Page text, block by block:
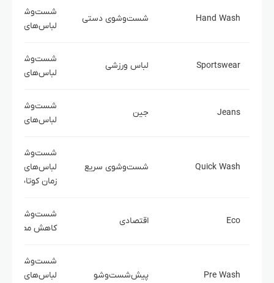
Hand Wash شست‌وشوی دستی
شست‌وشوی
لباس‌های
Sportswear لباس ورزشی
شست‌وشوی
لباس‌های
Jeans جین
شست‌وشوی
لباس‌های جین
Quick Wash شست‌وشوی سریع
شست‌وشوی
لباس‌های
زمان کوتاه
Eco اقتصادی
شست‌وشو با
کاهش مصرف
Pre Wash پیش‌شست‌وشو
شست‌وشوی
لباس‌های بسیار